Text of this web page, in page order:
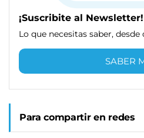
¡Suscribite al Newsletter!
Lo que necesitas saber,
SABER
Para compartir en redes